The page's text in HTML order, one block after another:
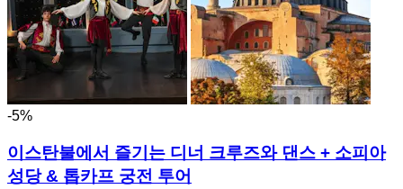
-5%
이스탄불에서 즐기는 디너 크루즈와 댄스 + 소피아
성당 & 톱카프 궁전 투어